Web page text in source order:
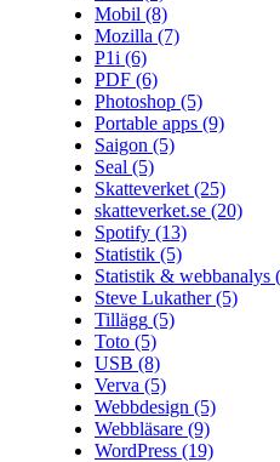
Mobil (8)
Mozilla (7)
P1i (6)
PDF (6)
Photoshop (5)
Portable apps (9)
Saigon (5)
Seal (5)
Skatteverket (25)
skatteverket.se (20)
Spotify (13)
Statistik (5)
Statistik & webbanalys
Steve Lukather(5)
Tillägg (5)
Toto (5)
USB (8)
Verva (5)
Webbdesign (5)
Webbläsare (9)
WordPress (19)